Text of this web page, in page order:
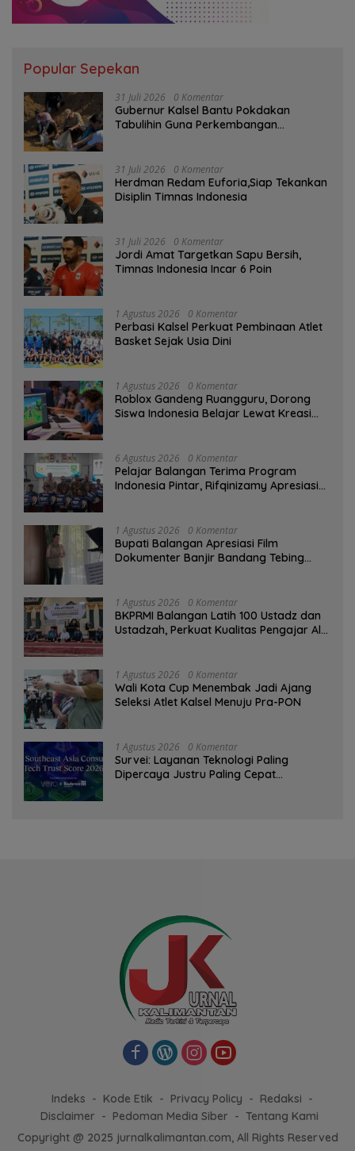
Popular Sepekan
31 Juli 2026 0 Komentar
Gubernur Kalsel Bantu Pokdakan
Tabulihin Guna Perkembangan
31 Juli 2026 0 Komentar
Herdman Redam Euforia,Siap Tekankan
Disiplin Timnas Indonesia
31 Juli 2026 0 Komentar
Jordi Amat Targetkan Sapu Bersih,
Timnas Indonesia Incar 6 Poin
1 Agustus 2026 0 Komentar
Perbasi Kalsel Perkuat Pembinaan Atlet
Basket Sejak Usia Dini
1 Agustus 2026 0 Komentar
Roblox Gandeng Ruangguru, Dorong
Siswa Indonesia Belajar Lewat Kreasi
6 Agustus 2026 0 Komentar
Pelajar Balangan Terima Program
Indonesia Pintar, Rifqinizamy Apresiasi
1 Agustus 2026 0 Komentar
Bupati Balangan Apresiasi Film
Dokumenter Banjir Bandang Tebing
1 Agustus 2026 0 Komentar
BKPRMI Balangan Latih 100 Ustadz dan
Ustadzah, Perkuat Kualitas Pengajar Al-
1 Agustus 2026 0 Komentar
Wali Kota Cup Menembak Jadi Ajang
Seleksi Atlet Kalsel Menuju Pra-PON
1 Agustus 2026 0 Komentar
Survei: Layanan Teknologi Paling
Dipercaya Justru Paling Cepat
Indeks Kode Etik Privacy Policy
Redaksi
Disclaimer
Pedoman Media Siber
Tentang Kami
Copyright @ 2025 jurnalkalimantan.com, All Rights Reserved